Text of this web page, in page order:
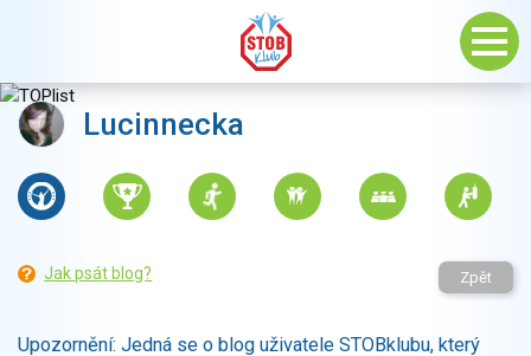
Lucinnecka
Jak psát blog? Zpět
Upozornění: Jedná se o blog uživatele STOBklubu, který